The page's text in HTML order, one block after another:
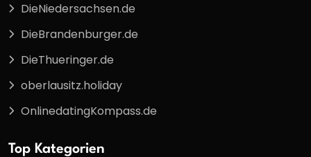
DieNiedersachsen.de
DieBrandenburger.de
DieThueringer.de
oberlausitz.holiday
OnlinedatingKompass.de
Top Kategorien